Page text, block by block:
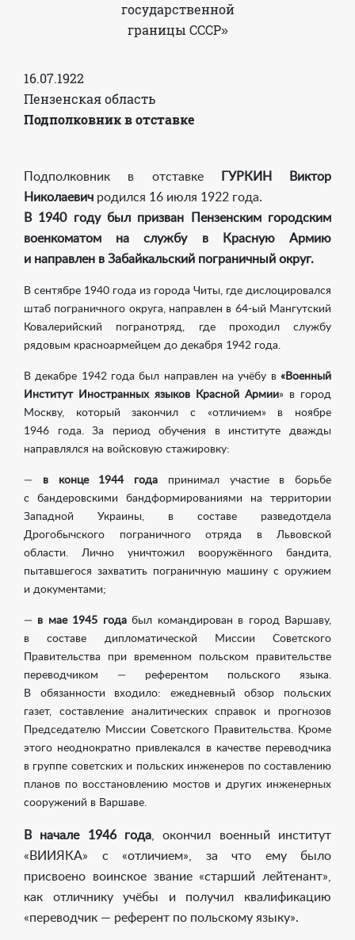
государственной
границы СССР»
16.07.1922
Пензенская область
Подполковник в отставке
Подполковник в отставке
ГУРКИН Виктор
Николаевич родился 16 июля 1922 года.
В 1940 годубыл призван Пензенским городским
военкоматом на службу в Красную Армию
и направлен в Забайкальский пограничный округ.
В сентябре 1940 года из города Читы, где дислоцировался
штаб пограничного округа, направлен в 64-ый Мангутский
Ковалерийский погранотряд, где проходил службу
рядовым красноармейцем до декабря 1942 года.
В декабре 1942 года был направлен на учёбу в «Военный
Институт Иностранных языков Красной Армии» в город
Москву, который закончил с «отличием» в ноябре
1946 года. За период обучения в институте дважды
направлялся на войсковую стажировку:
— в конце 1944 года принимал участие в борьбе
с бандеровскими бандформированиями на территории
Западной Украины, в составе разведотдела
Дрогобычского пограничного отряда в Львовской
области. Лично уничтожил вооружённого бандита,
пытавшегося захватить пограничную машину с оружием
и документами;
— в мае 1945 годабыл командирован в город Варшаву,
в составе дипломатической Миссии Советского
Правительства при временном польском правительстве
переводчиком — референтом польского языка.
В обязанности входило: ежедневный обзор польских
газет, составление аналитических справок и прогнозов
Председателю Миссии Советского Правительства. Кроме
этого неоднократно привлекался в качестве переводчика
в группе советских и польских инженеров по составлению
планов по восстановлению мостов и других инженерных
сооружений в Варшаве.
В начале 1946 года , окончил военный институт
«ВИИЯКА» с «отличием», за что ему было
присвоено воинское звание «старший лейтенант»,
как отличнику учёбы и получил квалификацию
«переводчик — референт по польскому языку».